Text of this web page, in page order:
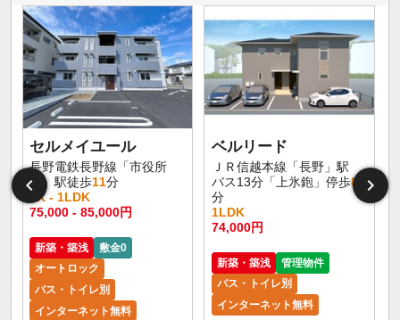
セルメイユール
長野電鉄長野線「市役所
前」駅徒歩11分
1K - 1LDK
75,000 - 85,000円
新築・築浅
敷金0
オートロック
バス・トイレ別
インターネット無料
ベルリード
ＪＲ信越本線「長野」駅
バス13分「上氷鉋」停歩8
分
1LDK
74,000円
新築・築浅
管理物件
バス・トイレ別
インターネット無料